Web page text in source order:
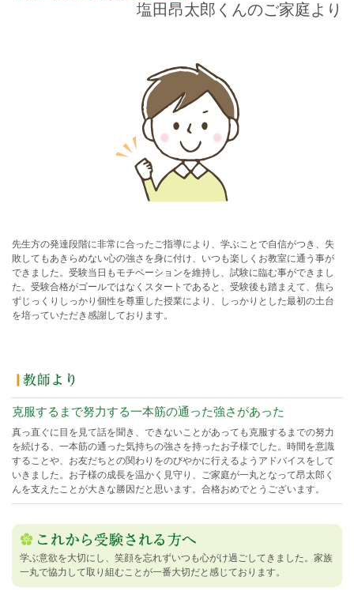
塩田昂太郎くんのご家庭より
先生方の発達段階に非常に合ったご指導により、学ぶことで自信がつき、失
敗してもあきらめない心の強さを身に付け、いつも楽しくお教室に通う事が
できました。受験当日もモチベーションを維持し、試験に臨む事ができまし
た。受験合格がゴールではなくスタートであると、受験後も踏まえて、焦ら
ずじっくりしっかり個性を尊重した授業により、しっかりとした最初の土台
を培っていただき感謝しております。
克服するまで努力する一本筋の通った強さがあった
真っ直ぐに目を見て話を聞き、できないことがあっても克服するまでの努力
を続ける、一本筋の通った気持ちの強さを持ったお子様でした。時間を意識
することや、お友だちとの関わりをのびやかに行えるようアドバイスをして
いきました。お子様の成長を温かく見守り、ご家庭が一丸となって昂太郎く
んを支えたことが大きな勝因だと思います。合格おめでとうございます。
学ぶ意欲を大切にし、笑顔を忘れずいつも心がけ過ごしてきました。家族
一丸で協力して取り組むことが一番大切だと感じております。